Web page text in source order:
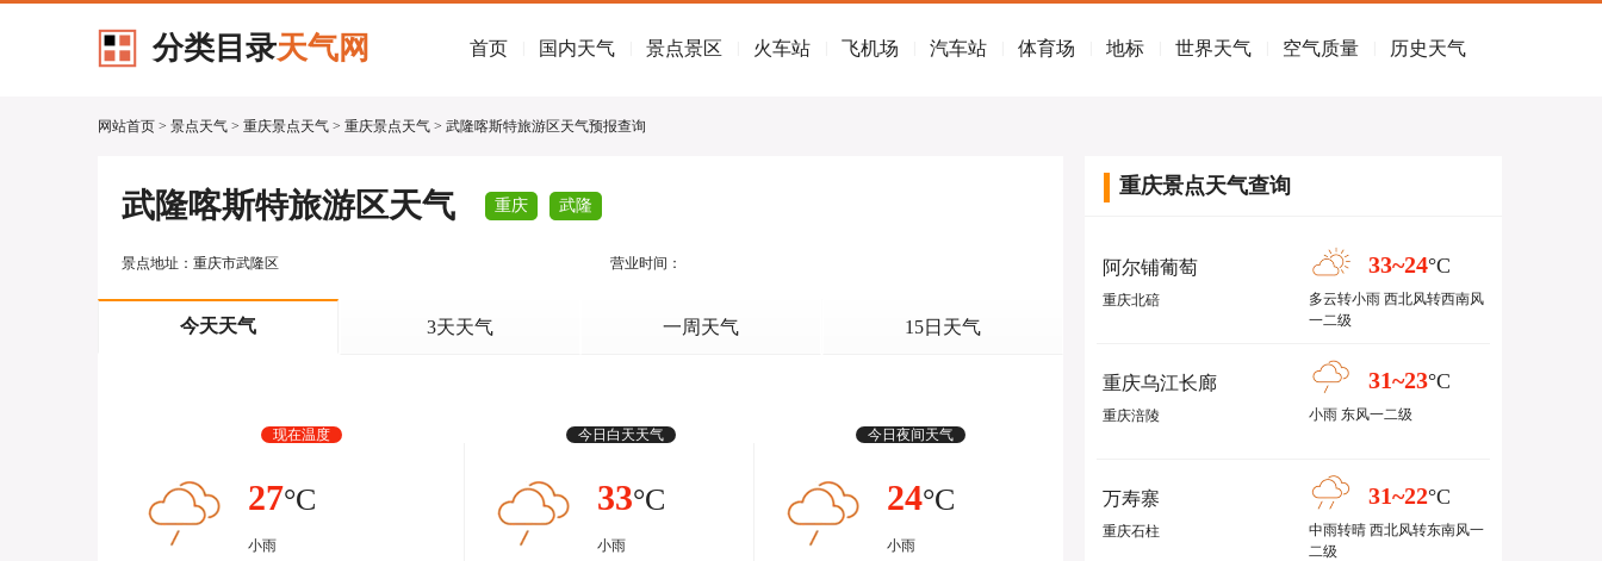
分类目录天气网 首页 国内天气 景点景区 火车站 飞机场 汽车站 体育场 地标 世界天气 空气质量 历史天气
网站首页 > 景点天气 > 重庆景点天气 > 重庆景点天气 > 武隆喀斯特旅游区天气预报查询
武隆喀斯特旅游区天气 重庆 武隆
景点地址：重庆市武隆区 营业时间：
今天天气 3天天气 一周天气 15日天气
现在温度
27°C
小雨
今日白天天气
33°C
小雨
今日夜间天气
24°C
小雨
重庆景点天气查询
阿尔铺葡萄
重庆北碚
33~24°C
多云转小雨 西北风转西南风
一二级
重庆乌江长廊
重庆涪陵
31~23°C
小雨 东风一二级
万寿寨
重庆石柱
31~22°C
中雨转晴 西北风转东南风一
二级